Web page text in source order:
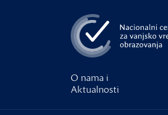
O nama i
Aktualnosti